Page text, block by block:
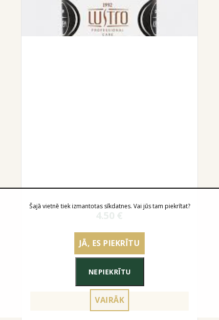
UZ GROZU
Šajā vietnē tiek izmantotas sīkdatnes. Vai jūs tam piekrītat?
JĀ, ES PIEKRĪTU
NEPIEKRĪTU
VAIRĀK